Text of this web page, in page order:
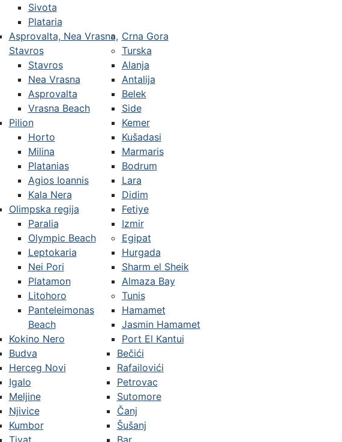
Sivota
Plataria
Asprovalta, Nea Vrasna,
Stavros
Stavros
Nea Vrasna
Asprovalta
Vrasna Beach
Pilion
Horto
Milina
Platanias
Agios Ioannis
Kala Nera
Olimpska regija
Paralia
Olympic Beach
Leptokaria
Nei Pori
Platamon
Litohoro
Panteleimonas
Beach
Kokino Nero
Crna Gora
Budva
Herceg Novi
Igalo
Meljine
Njivice
Kumbor
Tivat
Bečići
Rafailovići
Petrovac
Sutomore
Čanj
Šušanj
Bar
Turska
Alanja
Antalija
Belek
Side
Kemer
Kušadasi
Marmaris
Bodrum
Lara
Didim
Fetiye
Izmir
Egipat
Hurgada
Sharm el Sheik
Almaza Bay
Tunis
Hamamet
Jasmin Hamamet
Port El Kantui